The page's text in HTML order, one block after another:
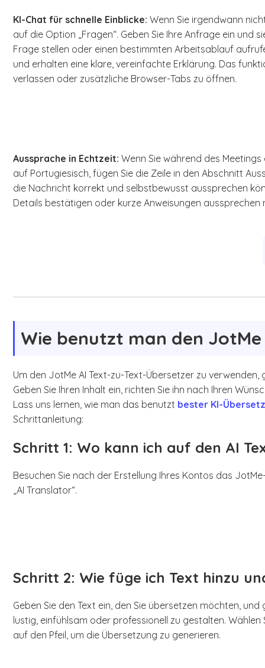
KI-Chat für schnelle Einblicke:Wenn Sie irgendwann
auf die Option „Fragen“. Geben Sie Ihre Anfrage ein
Frage stellen oder einen bestimmten Arbeitsablauf
und erhalten eine klare, vereinfachte Erklärung. Das
verlassen oder zusätzliche Browser-Tabs zu öffnen.
Aussprache in Echtzeit:Wenn Sie während des
auf Portugiesisch, fügen Sie die Zeile in den Abschnitt
die Nachricht korrekt und selbstbewusst aussprechen
Details bestätigen oder kurze Anweisungen aussprechen
Wie benutzt man den
Um den JotMe AI Text-zu-Text-Übersetzer zu
Geben Sie Ihren Inhalt ein, richten Sie ihn nach Ihren
Lass uns lernen, wie man das benutzt bester KI-
Schrittanleitung:
Schritt 1: Wo kann ich auf den AI
Besuchen Sie nach der Erstellung Ihres Kontos das
„AI Translator“.
Schritt 2: Wie füge ich Text hinzu
Geben Sie den Text ein, den Sie übersetzen möchten,
lustig, einfühlsam oder professionell zu gestalten. Wählen
auf den Pfeil, um die Übersetzung zu generieren.